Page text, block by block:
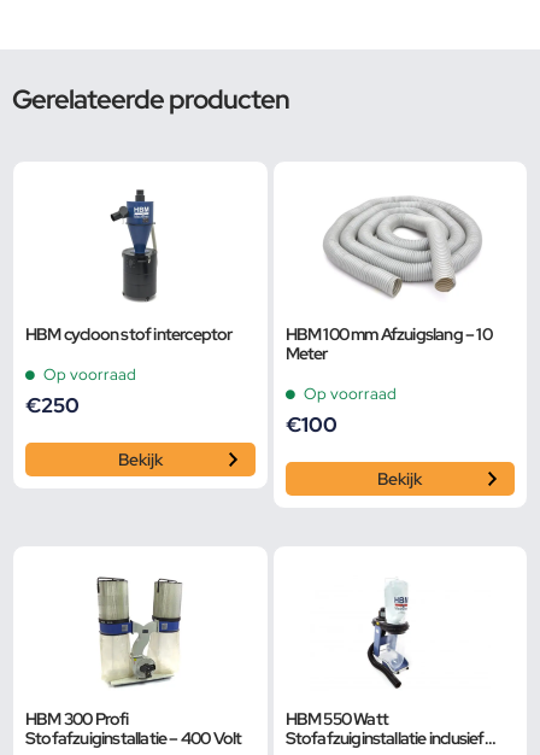
Gerelateerde producten
HBM cycloon stof interceptor
Op voorraad
€250
Bekijk
HBM 100 mm Afzuigslang – 10
Meter
Op voorraad
€100
Bekijk
HBM 300 Profi
Stofafzuiginstallatie – 400 Volt
HBM 550 Watt
Stofafzuiginstallatie inclusief